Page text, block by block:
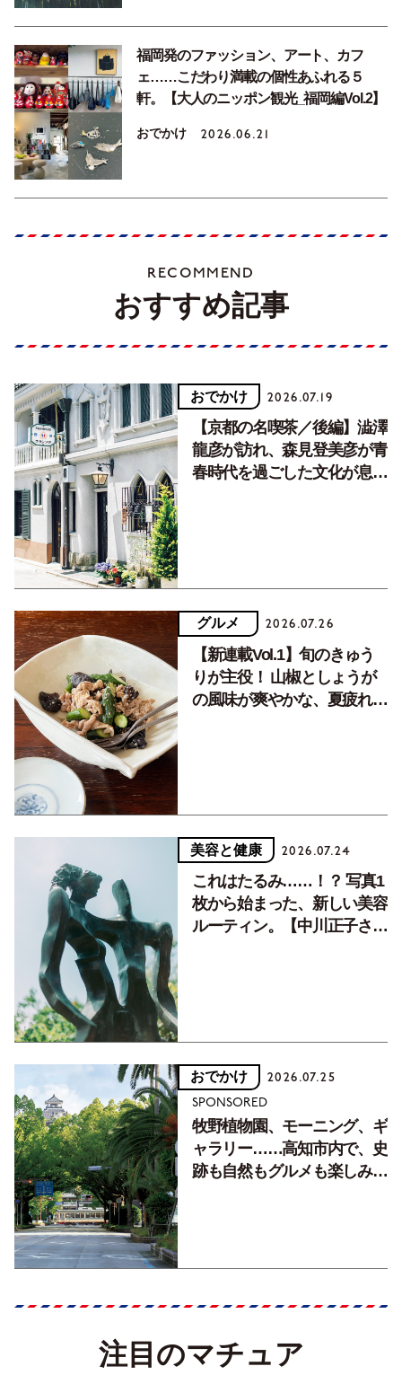
福岡発のファッション、アート、カフ
ェ……こだわり満載の個性あふれる５
軒。【大人のニッポン観光_福岡編Vol.2】
おでかけ 2026.06.21
RECOMMEND
おすすめ記事
おでかけ 2026.07.19
【京都の名喫茶／後編】澁澤
龍彦が訪れ、森見登美彦が青
春時代を過ごした文化が息づ
グルメ 2026.07.26
【新連載Vol.1】旬のきゅう
りが主役！ 山椒としょうが
の風味が爽やかな、夏疲れを
美容と健康 2026.07.24
これはたるみ……！？ 写真1
枚から始まった、新しい美容
ルーティン。【中川正子さん
おでかけ 2026.07.25
SPONSORED
牧野植物園、モーニング、ギ
ャラリー……高知市内で、史
跡も自然もグルメも楽しみ尽
注目のマチュア